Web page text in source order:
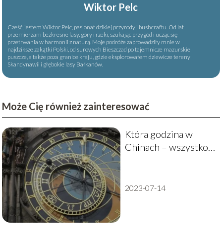
Wiktor Pelc
Cześć, jestem Wiktor Pelc, pasjonat dzikiej przyrody i bushcraftu. Od lat
przemierzam bezkresne lasy, góry i rzeki, szukając przygód i ucząc się
przetrwania w harmonii z naturą. Moje podróże zaprowadziły mnie w
najdziksze zakątki Polski, od surowych Bieszczad po tajemnicze mazurskie
puszcze, a także poza granice kraju, gdzie eksplorowałem dziewicze tereny
Skandynawii i głębokie lasy Bałkanów.
Może Cię również zainteresować
Która godzina w
Chinach – wszystko,
2023-07-14